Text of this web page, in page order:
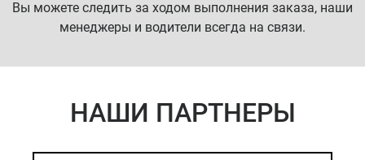
Вы можете следить за ходом выполнения заказа, наши
менеджеры и водители всегда на связи.
НАШИ ПАРТНЕРЫ